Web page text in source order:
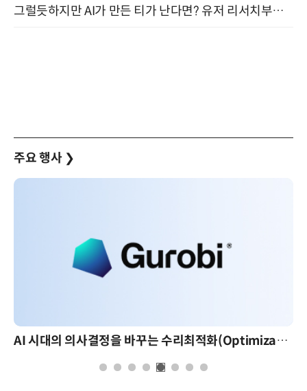
그럴듯하지만 AI가 만든 티가 난다면? 유저 리서치부터 배포까지! (9/15)
주요 행사 ❯
AI 시대의 의사결정을 바꾸는 수리최적화(Optimization): 실제 산업 적용 사례와 활용 전략